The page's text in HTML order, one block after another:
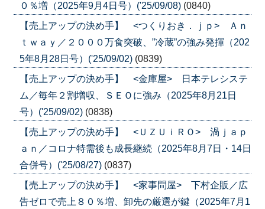
０％増（2025年9月4日号）('25/09/08) (0840)
【売上アップの決め手】 <つくりおき．ｊｐ> Ａｎ
ｔｗａｙ／２０００万食突破、”冷蔵”の強み発揮（202
5年8月28日号）('25/09/02) (0839)
【売上アップの決め手】 <金庫屋> 日本テレシステ
ム／毎年２割増収、ＳＥＯに強み（2025年8月21日
号）('25/09/02) (0838)
【売上アップの決め手】 <ＵＺＵｉＲＯ> 渦ｊａｐ
ａｎ／コロナ特需後も成長継続（2025年8月7日・14日
合併号）('25/08/27) (0837)
【売上アップの決め手】 <家事問屋> 下村企販／広
告ゼロで売上８０％増、卸先の厳選が鍵（2025年7月1